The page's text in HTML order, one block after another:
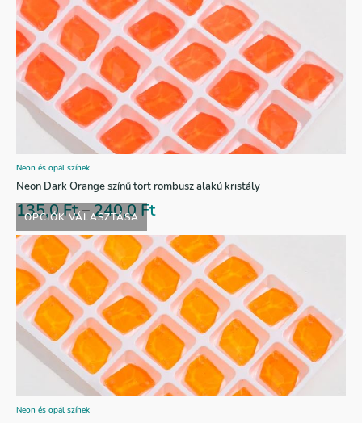
OPCIÓK VÁLASZTÁSA
Neon és opál színek
Neon Dark Orange színű tört rombusz alakú kristály
135,0Ft–240,0Ft
Neon és opál színek